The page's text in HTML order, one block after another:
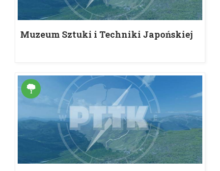
Muzeum Sztuki i Techniki Japońskiej